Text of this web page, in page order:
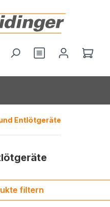
Entlötgeräte
filtern